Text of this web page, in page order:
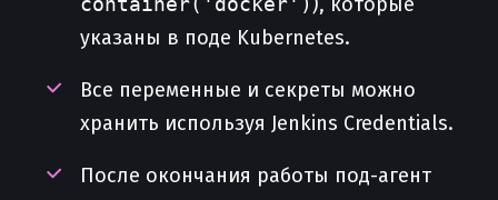
указаны в поде Kubernetes.
Все переменные и секреты можно
хранить используя Jenkins Credentials.
После окончания работы под-агент